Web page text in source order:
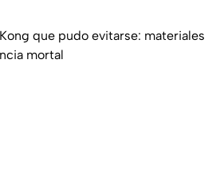
que pudo evitarse: materiales
mortal